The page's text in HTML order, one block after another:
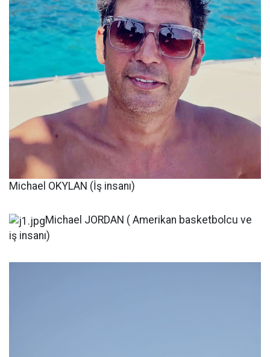
Michael OKYLAN (İş insanı)
Michael JORDAN ( Amerikan basketbolcu ve
iş insanı)